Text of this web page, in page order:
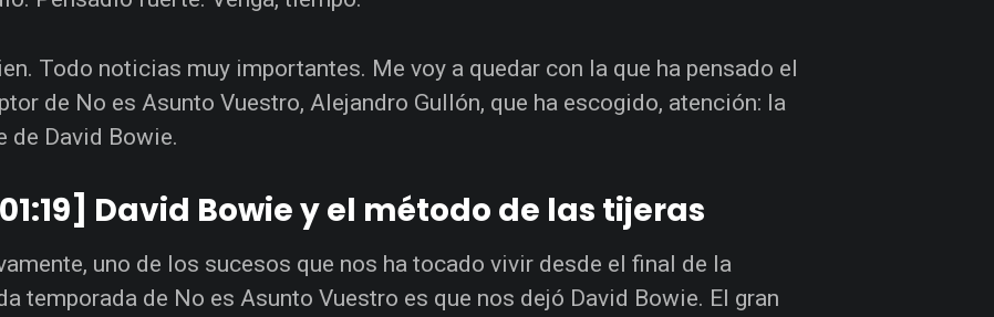
Todo noticias muy importantes. Me voy a quedar con la que ha pensado el
de No es Asunto Vuestro, Alejandro Gullón, que ha escogido, atención: la
de David Bowie.
David Bowie y el método de las tijeras
uno de los sucesos que nos ha tocado vivir desde el final de la
temporada de No es Asunto Vuestro es que nos dejó David Bowie. El gran